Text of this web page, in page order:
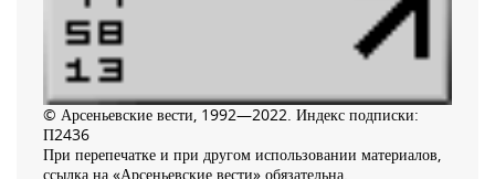
© Арсеньевские вести, 1992—2022. Индекс подписки:
П2436
При перепечатке и при другом использовании материалов,
ссылка на «Арсеньевские вести» обязательна.